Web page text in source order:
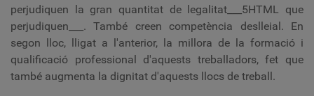
perjudiquen la gran quantitat de legalitat___5HTML que
perjudiquen___.També creen competència deslleial. En
segon lloc, lligat a l'anterior, la millora de la formació i
qualificació professional d'aquests treballadors, fet que
també augmenta la dignitat d'aquests llocs de treball.